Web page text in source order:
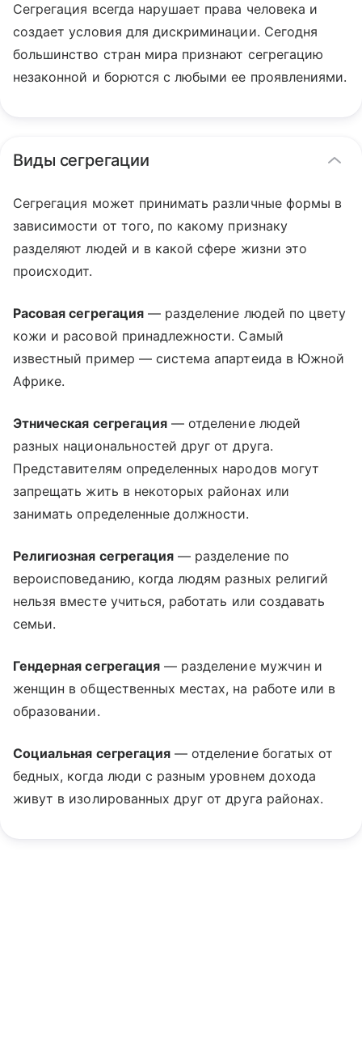
Сегрегация всегда нарушает права человека и
создает условия для дискриминации. Сегодня
большинство стран мира признают сегрегацию
незаконной и борются с любыми ее проявлениями.
Виды сегрегации
Сегрегация может принимать различные формы в
зависимости от того, по какому признаку
разделяют людей и в какой сфере жизни это
происходит.
Расовая сегрегация— разделение людей по цвету
кожи и расовой принадлежности. Самый
известный пример — система апартеида в Южной
Африке.
Этническая сегрегация — отделение людей
разных национальностей друг от друга.
Представителям определенных народов могут
запрещать жить в некоторых районах или
занимать определенные должности.
Религиозная сегрегация — разделение по
вероисповеданию, когда людям разных религий
нельзя вместе учиться, работать или создавать
семьи.
Гендерная сегрегация— разделение мужчин и
женщин в общественных местах, на работе или в
образовании.
Социальная сегрегация — отделение богатых от
бедных, когда люди с разным уровнем дохода
живут в изолированных друг от друга районах.